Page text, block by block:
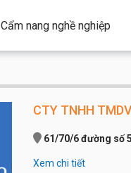
Cẩm nang nghề nghiệp
CTY TNHH
61/70/6 đường số
Qui mô công ty:
Xem chi tiết